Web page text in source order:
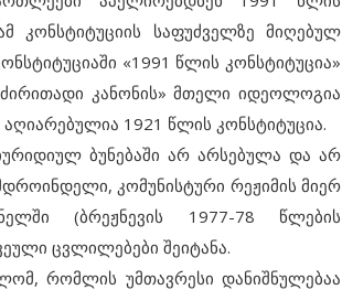
კონსტიტუციის საფუძველზე მიღებულ
«1991 წლის კონსტიტუცია»
კანონის» მთელი იდეოლოგია
1921 წლის კონსტიტუცია.
ბუნებაში არ არსებულა და არ
კომუნისტური რეჟიმის მიერ
(ბრეჟნევის 1977-78 წლების
ცვლილებები შეიტანა.
რომლის უმთავრესი დანიშნულებაა